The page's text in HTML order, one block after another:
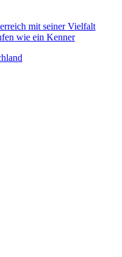
mit seiner Vielfalt
wie ein Kenner